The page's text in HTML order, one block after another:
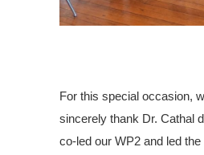
For this special occasion,
sincerely thank Dr. Cathal
co-led our WP2 and led